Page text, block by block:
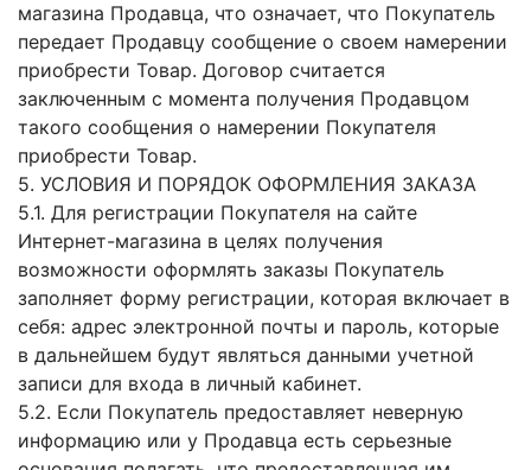
магазина Продавца, что означает, что Покупатель
передает Продавцу сообщение о своем намерении
приобрести Товар. Договор считается
заключенным с момента получения Продавцом
такого сообщения о намерении Покупателя
приобрести Товар.
5. УСЛОВИЯ И ПОРЯДОК ОФОРМЛЕНИЯ ЗАКАЗА
5.1. Для регистрации Покупателя на сайте
Интернет-магазина в целях получения
возможности оформлять заказы Покупатель
заполняет форму регистрации, которая включает в
себя: адрес электронной почты и пароль, которые
в дальнейшем будут являться данными учетной
записи для входа в личный кабинет.
5.2. Если Покупатель предоставляет неверную
информацию или у Продавца есть серьезные